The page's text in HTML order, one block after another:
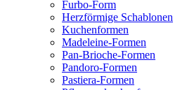
Furbo-Form
Herzförmige Schablonen
Kuchenformen
Madeleine-Formen
Pan-Brioche-Formen
Pandoro-Formen
Pastiera-Formen